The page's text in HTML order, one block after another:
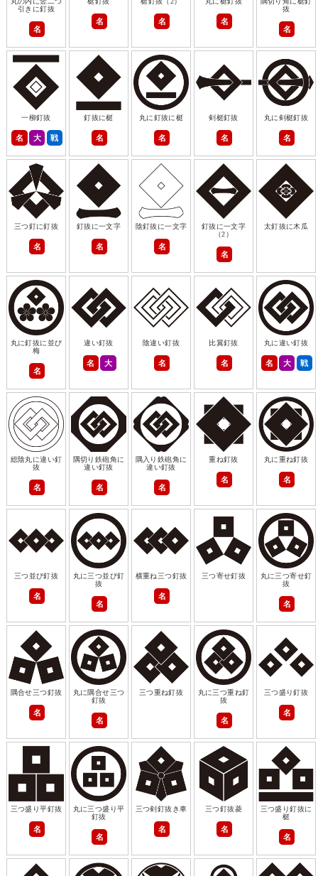
引きに釘抜
名
名 名 名
抜
名
一柳釘抜
名 大 戦
釘抜に梃
名
丸に釘抜に梃
名
剣梃釘抜
名
丸に剣梃釘抜
名
三つ釘に釘抜
名
釘抜に一文字
名
陰釘抜に一文字
名
釘抜に一文字
（2）
名
太釘抜に木瓜
丸に釘抜に並び
梅
名
違い釘抜
名 大
陰違い釘抜
名
比翼釘抜
名
丸に違い釘抜
名 大 戦
総陰丸に違い釘
抜
名
隅切り鉄砲角に
違い釘抜
名
隅入り鉄砲角に
違い釘抜
名
重ね釘抜
名
丸に重ね釘抜
名
三つ並び釘抜
名
丸に三つ並び釘
抜
名
横重ね三つ釘抜
名
三つ寄せ釘抜
丸に三つ寄せ釘
抜
名
隅合せ三つ釘抜
名
丸に隅合せ三つ
釘抜
名
三つ重ね釘抜
丸に三つ重ね釘
抜
名
三つ盛り釘抜
名
三つ盛り平釘抜
名
丸に三つ盛り平
釘抜
名
三つ剣釘抜き車
名
三つ釘抜菱
名
三つ盛り釘抜に
梃
名